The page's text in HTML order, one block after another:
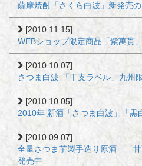
薩摩焼酎「さくら白波」新発売
[2010.11.15]
WEBショップ限定商品「紫萬貫
[2010.10.07]
さつま白波 「干支ラベル」九州
[2010.10.05]
2010年 新酒「さつま白波」「黒
[2010.09.07]
全量さつま芋製手造り原酒 「
発売中